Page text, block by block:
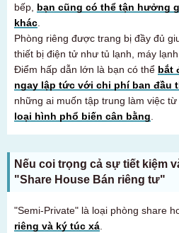
bếp, bạn cũng có thể tận hưởng
khác
Phòng riêng được trang bị đầy đủ
thiết bị điện tử như tủ lạnh, máy
Điểm hấp dẫn lớn là bạn có thể bắt
ngay lập tức với chi phí ban đầu
những ai muốn tập trung làm việc
loại hình phổ biến cân bằng
Nếu coi trọng cả sự tiết kiệm
"Share House Bán riêng tư"
"Semi-Private" là loại phòng share
riêng và ký túc xá